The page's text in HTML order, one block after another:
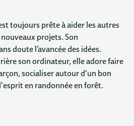
toujours prête à aider les autres
projets. Son
doute l’avancée des idées.
son ordinateur, elle adore faire
socialiser autour d'un bon
en randonnée en forêt.